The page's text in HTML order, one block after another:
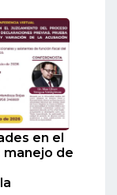
en el
de